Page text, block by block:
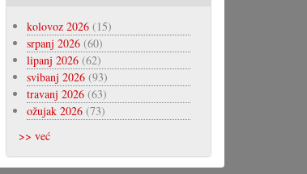
kolovoz 2026(15)
srpanj 2026(60)
lipanj 2026(62)
svibanj 2026(93)
travanj 2026(63)
ožujak 2026(73)
>> već